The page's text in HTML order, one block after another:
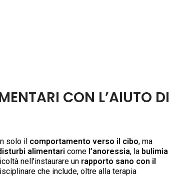
CON L’AIUTO DI
solo il comportamento verso il cibo, ma
alimentari come l’anoressia, la bulimia
nell’instaurare un rapporto sano con il
che include, oltre alla terapia